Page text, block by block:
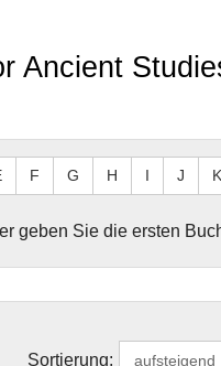
Ancient
F G H I J K
geben Sie die ersten
Sortierung: